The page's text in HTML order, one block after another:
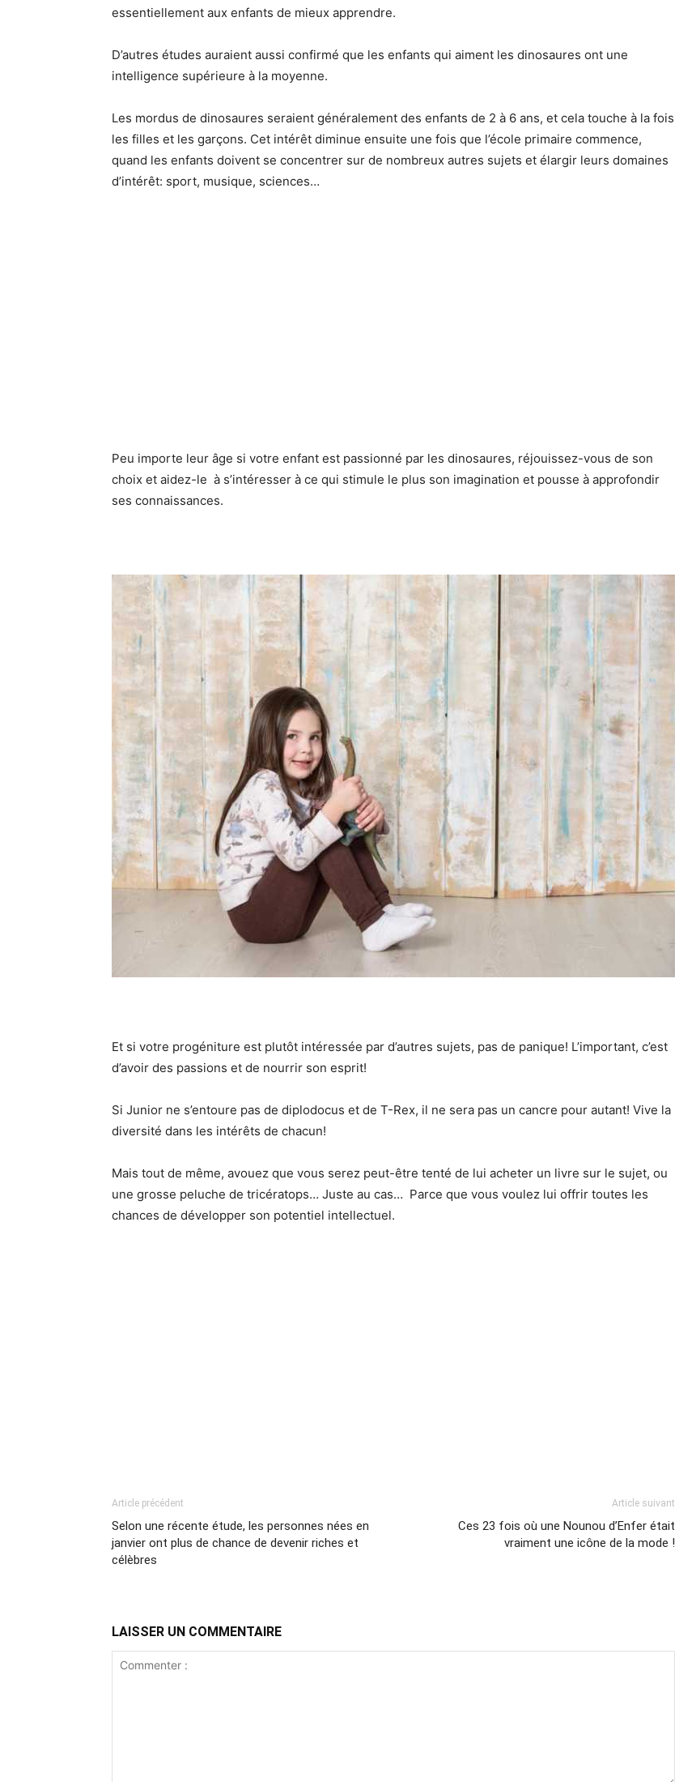
essentiellement aux enfants de mieux apprendre.
D’autres études auraient aussi confirmé que les enfants qui aiment les dinosaures ont une
intelligence supérieure à la moyenne.
Les mordus de dinosaures seraient généralement des enfants de 2 à 6 ans, et cela touche à la fois
les filles et les garçons. Cet intérêt diminue ensuite une fois que l’école primaire commence,
quand les enfants doivent se concentrer sur de nombreux autres sujets et élargir leurs domaines
d’intérêt: sport, musique, sciences…
Peu importe leur âge si votre enfant est passionné par les dinosaures, réjouissez-vous de son
choix et aidez-le à s’intéresser à ce qui stimule le plus son imagination et pousse à approfondir
ses connaissances.
Et si votre progéniture est plutôt intéressée par d’autres sujets, pas de panique! L’important, c’est
d’avoir des passions et de nourrir son esprit!
Si Junior ne s’entoure pas de diplodocus et de T-Rex, il ne sera pas un cancre pour autant! Vive la
diversité dans les intérêts de chacun!
Mais tout de même, avouez que vous serez peut-être tenté de lui acheter un livre sur le sujet, ou
une grosse peluche de tricératops… Juste au cas… Parce que vous voulez lui offrir toutes les
chances de développer son potentiel intellectuel.
Article précédent
Selon une récente étude, les personnes nées en
janvier ont plus de chance de devenir riches et
célèbres
Article suivant
Ces 23 fois où une Nounou d’Enfer était
vraiment une icône de la mode !
LAISSER UN COMMENTAIRE